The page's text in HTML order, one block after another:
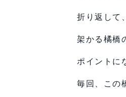
折り返して
架かる橘橋
ポイントに
毎回、この